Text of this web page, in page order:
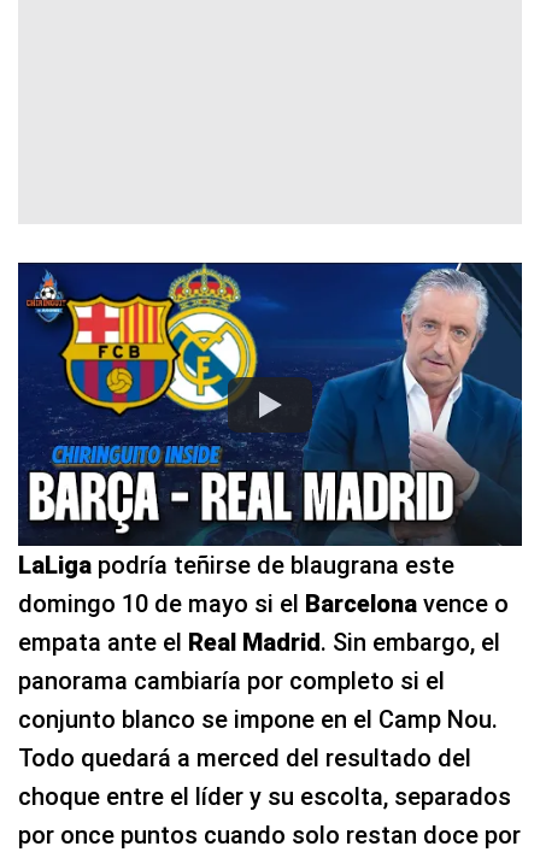
LaLiga podría teñirse de blaugrana este
domingo 10 de mayo si el Barcelona vence o
empata ante el Real Madrid. Sin embargo, el
panorama cambiaría por completo si el
conjunto blanco se impone en el Camp Nou.
Todo quedará a merced del resultado del
choque entre el líder y su escolta, separados
por once puntos cuando solo restan doce por